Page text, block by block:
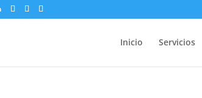
Inicio Servicios